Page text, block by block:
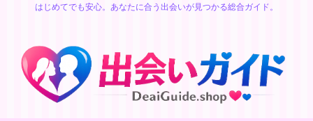
はじめてでも安心。あなたに合う出会いが見つかる総合ガイド。